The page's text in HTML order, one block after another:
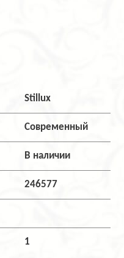
Stillux
Современный
В наличии
246577
1